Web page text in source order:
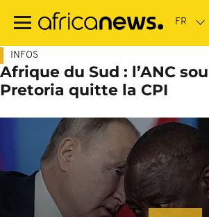
contenu
INFOS
Afrique du Sud : l’ANC
Pretoria quitte la CPI